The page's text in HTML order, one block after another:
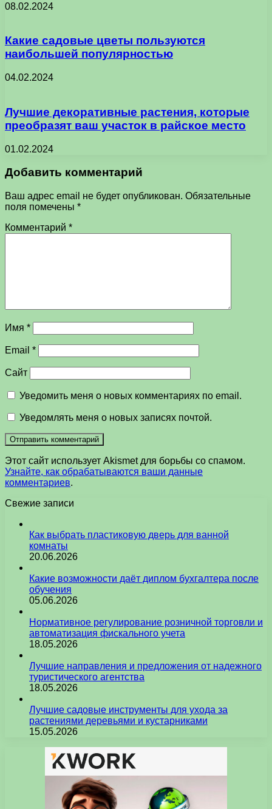
08.02.2024
Какие садовые цветы пользуются
наибольшей популярностью
04.02.2024
Лучшие декоративные растения, которые
преобразят ваш участок в райское место
01.02.2024
Добавить комментарий
Ваш адрес email не будет опубликован. Обязательные
поля помечены *
Комментарий *
Имя *
Email *
Сайт
Уведомить меня о новых комментариях по email.
Уведомлять меня о новых записях почтой.
Этот сайт использует Akismet для борьбы со спамом.
Узнайте, как обрабатываются ваши данные
комментариев.
Свежие записи
Как выбрать пластиковую дверь для ванной
комнаты
20.06.2026
Какие возможности даёт диплом бухгалтера после
обучения
05.06.2026
Нормативное регулирование розничной торговли и
автоматизация фискального учета
18.05.2026
Лучшие направления и предложения от надежного
туристического агентства
18.05.2026
Лучшие садовые инструменты для ухода за
растениями деревьями и кустарниками
15.05.2026